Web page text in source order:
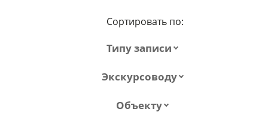
Сортировать по:
Типу записи
Экскурсоводу
Объекту